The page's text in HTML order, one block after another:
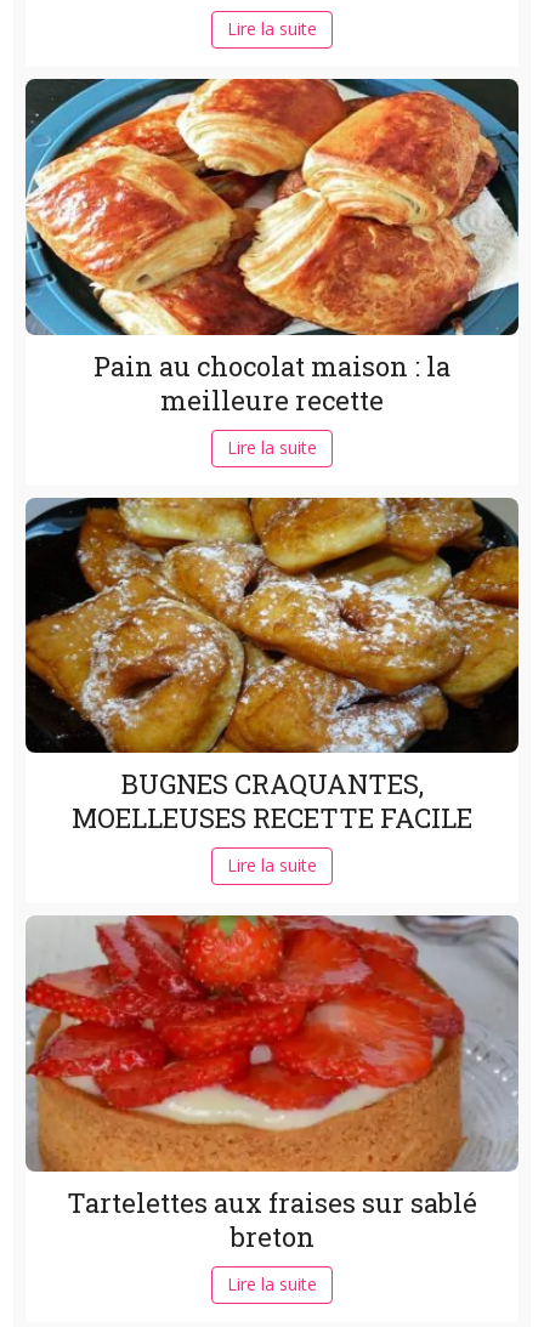
Lire la suite
Pain au chocolat maison : la
meilleure recette
Lire la suite
BUGNES CRAQUANTES,
MOELLEUSES RECETTE FACILE
Lire la suite
Tartelettes aux fraises sur sablé
breton
Lire la suite